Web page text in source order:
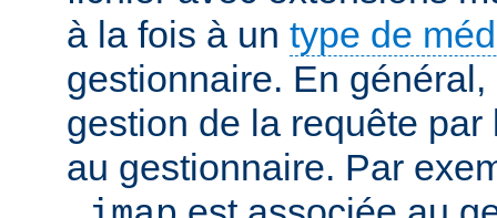
à la fois à un type de
gestionnaire. En
gestion de la requête
au gestionnaire. Par